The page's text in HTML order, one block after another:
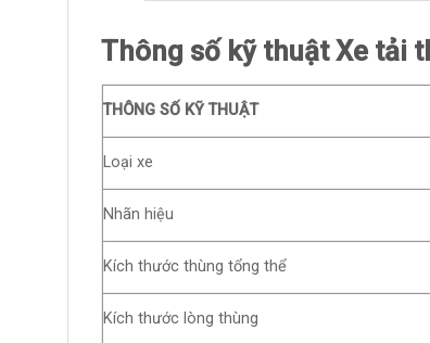
Thông số kỹ thuật Xe tải
THÔNG SỐ KỸ THUẬT
Loại xe
Nhãn hiệu
Kích thước thùng tổng thể
Kích thước lòng thùng